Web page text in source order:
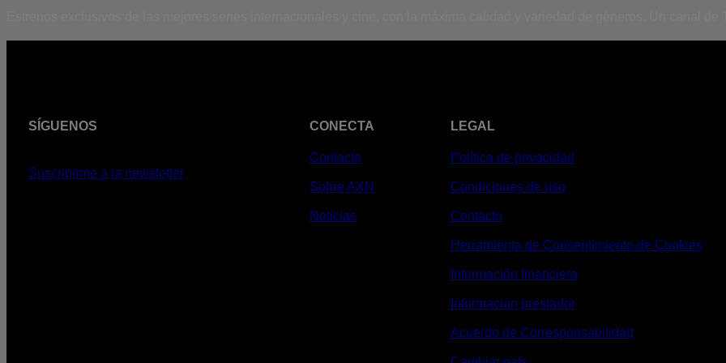
SÍGUENOS
Suscribirme a la newsletter
CONECTA
Contacto
Sobre AXN
Noticias
LEGAL
Política de privacidad
Condiciones de uso
Contacto
Herramienta de Consentimiento de Cookies
Información financiera
Información prestador
Acuerdo de Corresponsabilidad